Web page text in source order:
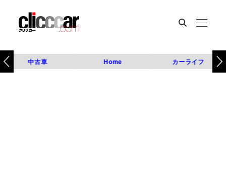
中古車 Home カーライフ